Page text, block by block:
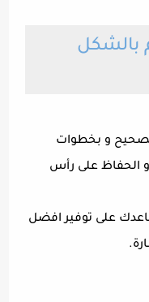
بالشكل
و بخطوات
الحفاظ على رأس
على توفير افضل